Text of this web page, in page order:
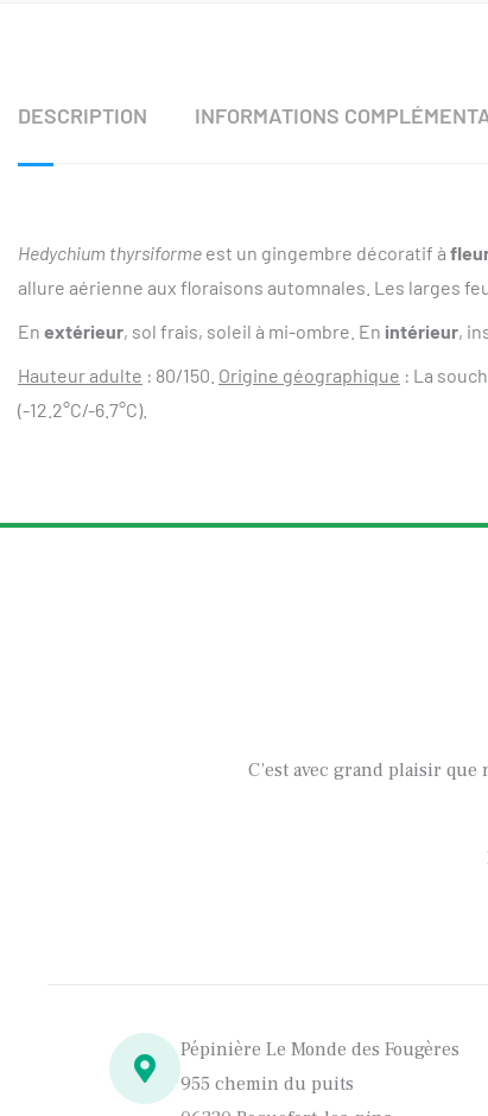
DESCRIPTION INFORMATIONS
Hedychium thyrsiforme est un gingembre décoratif à
allure aérienne aux floraisons automnales. Les larges
En extérieur, sol frais, soleil à mi-ombre. En intérieur,
Hauteur adulte : 80/150. Origine géographique : La
(-12.2°C/-6.7°C).
C’est avec grand plaisir
Pépinière Le Monde des Fougères
955 chemin du puits